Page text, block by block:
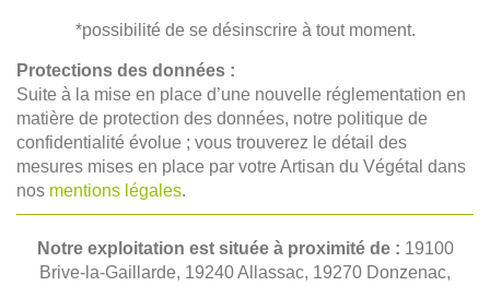
*possibilité de se désinscrire à tout moment.
Protections des données :
Suite à la mise en place d’une nouvelle réglementation en
matière de protection des données, notre politique de
confidentialité évolue ; vous trouverez le détail des
mesures mises en place par votre Artisan du Végétal dans
nos mentions légales.
Notre exploitation est située à proximité de : 19100
Brive-la-Gaillarde, 19240 Allassac, 19270 Donzenac,